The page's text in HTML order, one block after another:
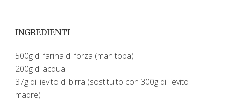
INGREDIENTI
500g di farina di forza (manitoba)
200g di acqua
37g di lievito di birra (sostituito con 300g di lievito
madre)